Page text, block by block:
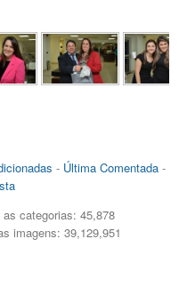
- Última Comentada-
categorias: 45,878
imagens: 39,129,951